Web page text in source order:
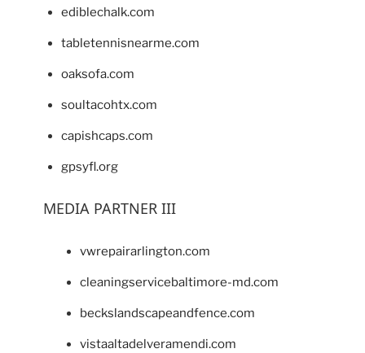
ediblechalk.com
tabletennisnearme.com
oaksofa.com
soultacohtx.com
capishcaps.com
gpsyfl.org
MEDIA PARTNER III
vwrepairarlington.com
cleaningservicebaltimore-md.com
beckslandscapeandfence.com
vistaaltadelveramendi.com